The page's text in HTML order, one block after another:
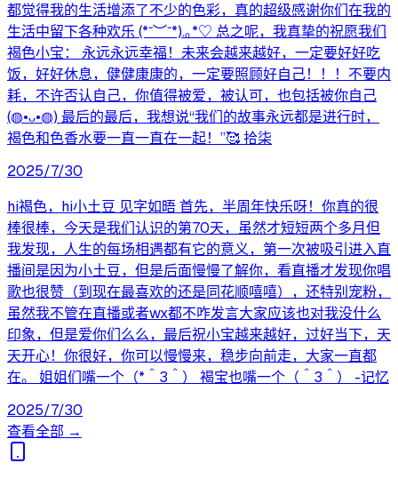
都觉得我的生活增添了不少的色彩，真的超级感谢你们在我的
生活中留下各种欢乐 (*˘︶˘*).｡*♡ 总之呢，我真挚的祝愿我们
褐色小宝： 永远永远幸福！未来会越来越好，一定要好好吃
饭，好好休息，健健康康的，一定要照顾好自己！！！不要内
耗，不许否认自己，你值得被爱，被认可，也包括被你自己
(◍•ᴗ•◍) 最后的最后，我想说“我们的故事永远都是进行时，
褐色和色香水要一直一直在一起！”🥰 拾柒
2025/7/30
hi褐色，hi小土豆 见字如晤 首先，半周年快乐呀！你真的很
棒很棒，今天是我们认识的第70天，虽然才短短两个多月但
我发现，人生的每场相遇都有它的意义，第一次被吸引进入直
播间是因为小土豆，但是后面慢慢了解你，看直播才发现你唱
歌也很赞（到现在最喜欢的还是同花顺嘻嘻），还特别宠粉，
虽然我不管在直播或者wx都不咋发言大家应该也对我没什么
印象，但是爱你们么么，最后祝小宝越来越好，过好当下，天
天开心！你很好，你可以慢慢来，稳步向前走，大家一直都
在。 姐姐们嘴一个（*＾3＾） 褐宝也嘴一个（＾3＾） -记忆
2025/7/30
查看全部 →